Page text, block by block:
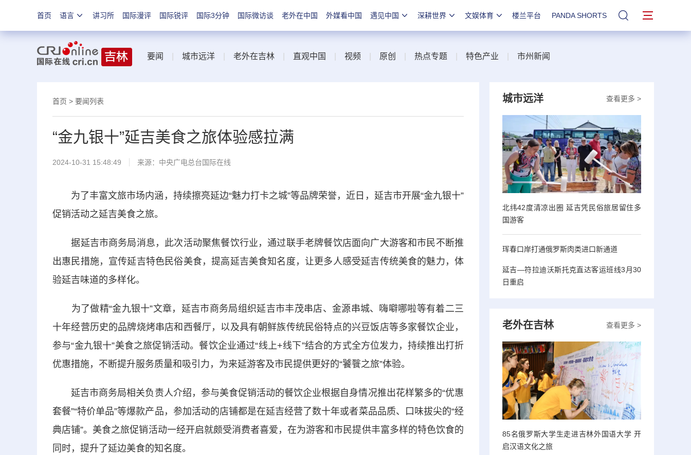
首页 语言 讲习所 国际漫评 国际锐评 国际3分钟 国际微访谈 老外在中国 外媒看中国 遇见中国 深耕世界 文娱体育 楼兰平台 PANDA SHORTS 站内搜索
要闻 城市远洋 老外在吉林 直观中国 视频 原创 热点专题 特色产业 市州新闻
首页 > 要闻列表
“金九银十”延吉美食之旅体验感拉满
2024-10-31 15:48:49 来源：中央广电总台国际在线
为了丰富文旅市场内涵，持续擦亮延边“魅力打卡之城”等品牌荣誉，近日，延吉市开展“金九银十”
促销活动之延吉美食之旅。
据延吉市商务局消息，此次活动聚焦餐饮行业，通过联手老牌餐饮店面向广大游客和市民不断推
出惠民措施，宣传延吉特色民俗美食，提高延吉美食知名度，让更多人感受延吉传统美食的魅力，体
验延吉味道的多样化。
为了做精“金九银十”文章， 延吉市商务局组织延吉市丰茂串店、金源串城、嗨噼哪啦等有着二三
十年经营历史的品牌烧烤串店和西餐厅，以及具有朝鲜族传统民俗特点的兴豆饭店等多家餐饮企业，
参与“金九银十”美食之旅促销活动。餐饮企业通过“线上+线下”结合的方式全方位发力，持续推出打折
优惠措施，不断提升服务质量和吸引力，为来延游客及市民提供更好的“饕餮之旅”体验。
延吉市商务局相关负责人介绍，参与美食促销活动的餐饮企业根据自身情况推出花样繁多的“优惠
套餐”“特价单品”等爆款产品，参加活动的店铺都是在延吉经营了数十年或者菜品品质、口味拔尖的“经
典店铺”。美食之旅促销活动一经开启就颇受消费者喜爱，在为游客和市民提供丰富多样的特色饮食的
同时，提升了延边美食的知名度。
查看更多 >
城市远洋
北纬42度清凉出圈 延吉凭民俗旅居留住多
国游客
珲春口岸打通俄罗斯肉类进口新通道
延吉—符拉迪沃斯托克直达客运班线3月30
日重启
查看更多 >
老外在吉林
85名俄罗斯大学生走进吉林外国语大学 开
启汉语文化之旅